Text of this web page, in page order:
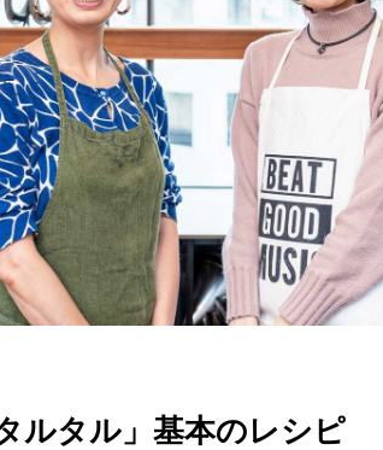
ルタル」基本のレシピ